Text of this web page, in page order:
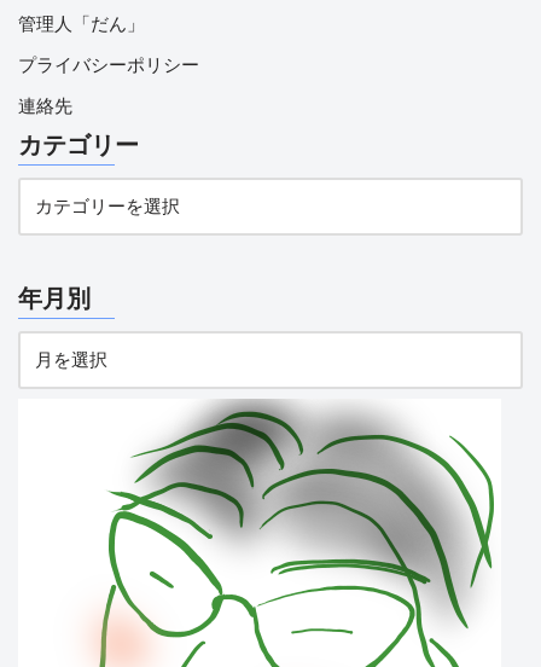
管理人「だん」
プライバシーポリシー
連絡先
カテゴリー
年月別